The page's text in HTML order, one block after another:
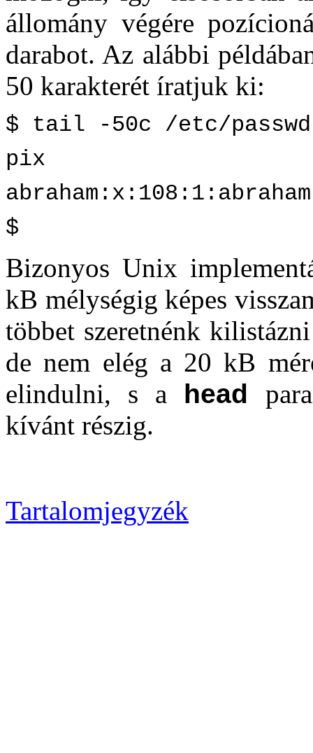
állomány végére
darabot. Az alábbi
50 karakterét íratjuk ki:
$ tail -50c /etc/passwd
pix
$
Bizonyos Unix
kB mélységig képes
többet szeretnénk
de nem elég a 20 kB
elindulni, s a head
kívánt részig.
Tartalomjegyzék